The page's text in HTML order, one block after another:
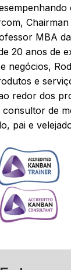
MBA
20 anos de
negócios,
e
redor dos
de
pai e